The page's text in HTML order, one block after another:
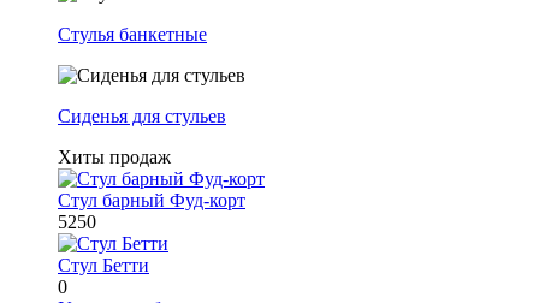
Стулья банкетные
Сиденья для стульев
Хиты продаж
Стул барный Фуд-корт
5250
Стул Бетти
0